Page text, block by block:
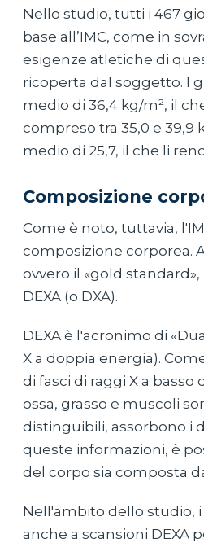
Nello studio, tutti i 467
base all’IMC, come in
esigenze atletiche di
ricoperta dal soggetto. I
medio di 36,4 kg/m², il
compreso tra 35,0 e 39,9
medio di 25,7, il che li
Composizione
Come è noto, tuttavia,
composizione corporea.
ovvero il «gold
DEXA (o DXA).
DEXA è l'acronimo di
X a doppia energia).
di fasci di raggi X a
ossa, grasso e muscoli
distinguibili, assorbono i
queste informazioni, è
del corpo sia composta
Nell'ambito dello studio,
anche a scansioni DEXA